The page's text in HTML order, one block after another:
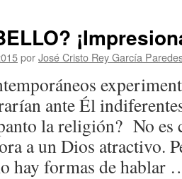
porJosé Cristo Rey García
ante Él
la religión? No es
a un Dios atractivo.
hay formas de